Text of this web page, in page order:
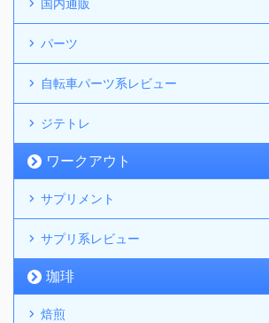
国内通販
パーツ
自転車パーツ系レビュー
ジテトレ
ワークアウト
サプリメント
サプリ系レビュー
珈琲
焙煎